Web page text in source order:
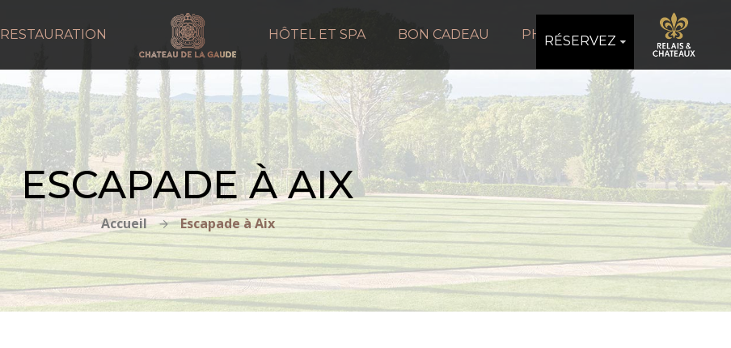
RESTAURATION HÔTEL ET SPA BON CADEAU PHOTOS
RÉSERVEZ
ESCAPADE À AIX
Accueil Escapade à Aix